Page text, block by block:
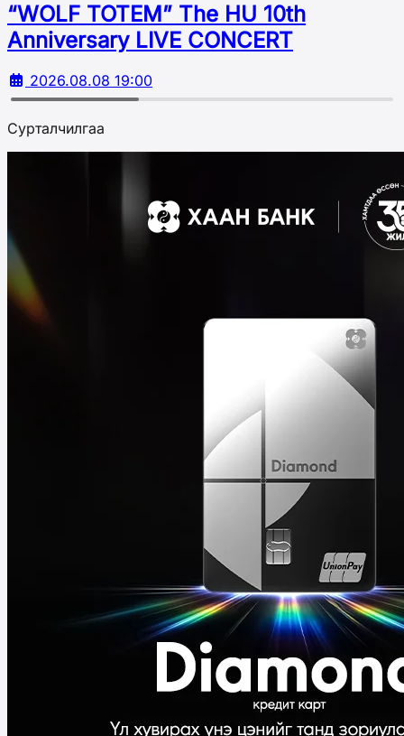
“WOLF TOTEM” The HU 10th
Аnniversary LIVE CONCERT
2026.08.08 19:00
Сурталчилгаа